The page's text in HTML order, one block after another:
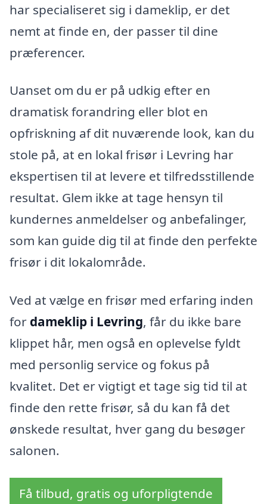
har specialiseret sig i dameklip, er det
nemt at finde en, der passer til dine
præferencer.
Uanset om du er på udkig efter en
dramatisk forandring eller blot en
opfriskning af dit nuværende look, kan du
stole på, at en lokal frisør i Levring har
ekspertisen til at levere et tilfredsstillende
resultat. Glem ikke at tage hensyn til
kundernes anmeldelser og anbefalinger,
som kan guide dig til at finde den perfekte
frisør i dit lokalområde.
Ved at vælge en frisør med erfaring inden
for dameklip i Levring, får du ikke bare
klippet hår, men også en oplevelse fyldt
med personlig service og fokus på
kvalitet. Det er vigtigt et tage sig tid til at
finde den rette frisør, så du kan få det
ønskede resultat, hver gang du besøger
salonen.
Få tilbud, gratis og uforpligtende